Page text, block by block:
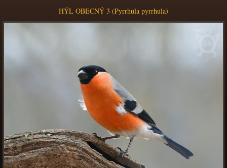
HÝL OBECNÝ 3 (Pyrrhula pyrrhula)